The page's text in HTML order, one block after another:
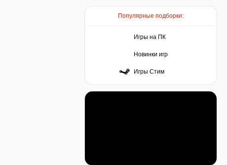
Популярные подборки:
Игры на ПК
Новинки игр
Игры Стим